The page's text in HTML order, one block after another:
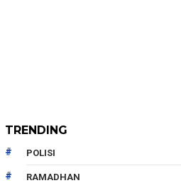
TRENDING
POLISI
RAMADHAN